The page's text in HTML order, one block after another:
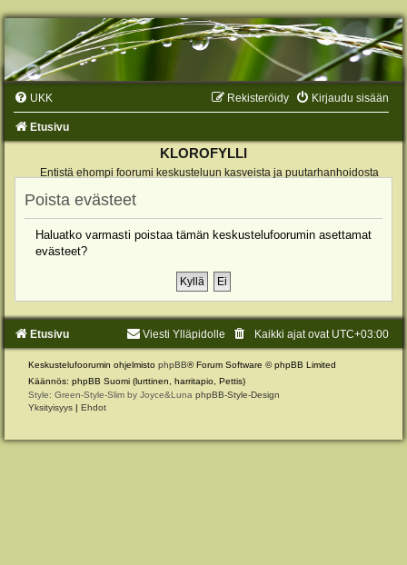
UKK Kirjaudu sisään
Rekisteröidy
Etusivu
KLOROFYLLI
Entistä ehompi foorumi keskusteluun kasveista ja puutarhanhoidosta
Poista evästeet
Haluatko varmasti poistaa tämän keskustelufoorumin asettamat
evästeet?
Etusivu Kaikki ajat ovat UTC+03:00
Viesti Ylläpidolle
Keskustelufoorumin ohjelmisto phpBB® Forum Software © phpBB Limited
Käännös: phpBB Suomi (lurttinen, harritapio, Pettis)
Style: Green-Style-Slim by Joyce&Luna phpBB-Style-Design
Yksityisyys | Ehdot